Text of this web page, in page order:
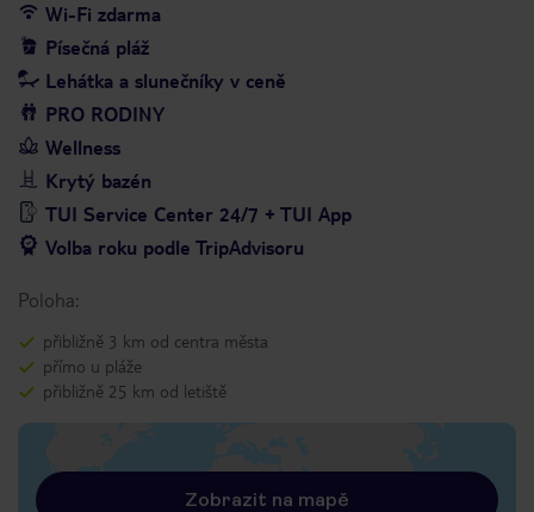
Wi-Fi zdarma
Písečná pláž
Lehátka a slunečníky v ceně
PRO RODINY
Wellness
Krytý bazén
TUI Service Center 24/7 + TUI App
Volba roku podle TripAdvisoru
Poloha:
přibližně 3 km od centra města
přímo u pláže
přibližně 25 km od letiště
Zobrazit na mapě